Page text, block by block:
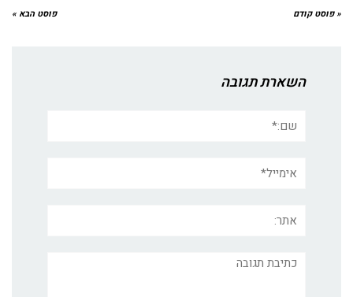
« פוסט קודם פוסט הבא »
השארת תגובה
תגובה